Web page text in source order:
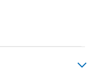
precisione. La
è mostrata con le
griglia